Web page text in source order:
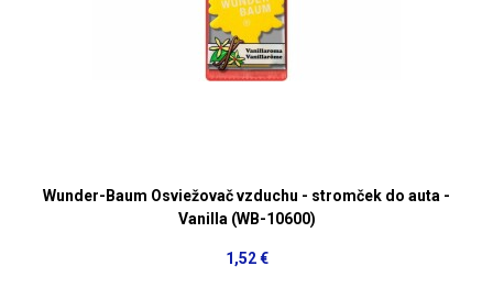
Wunder-Baum Osviežovač vzduchu - stromček do auta -
Vanilla (WB-10600)
1,52 €